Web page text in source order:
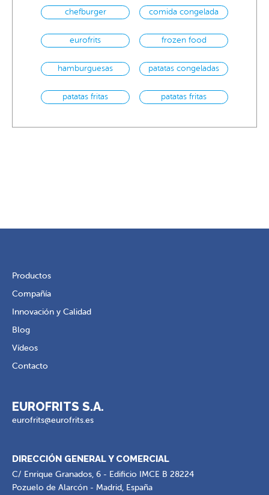
chefburger comida congelada
eurofrits frozen food
hamburguesas patatas congeladas
patatas fritas
patatas fritas
Productos
Compañía
Innovación y Calidad
Blog
Vídeos
Contacto
EUROFRITS S.A.
eurofrits@eurofrits.es
DIRECCIÓN GENERAL Y COMERCIAL
C/ Enrique Granados, 6 - Edificio IMCE B 28224
Pozuelo de Alarcón - Madrid, España